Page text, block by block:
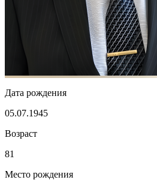
Дата рождения
05.07.1945
Возраст
81
Место рождения